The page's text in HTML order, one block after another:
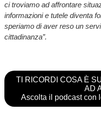
ci troviamo ad affrontare
informazioni e tutele diventa
speriamo di aver reso un
cittadinanza”.
TI RICORDI COSA È
AD
Ascolta il podcast con